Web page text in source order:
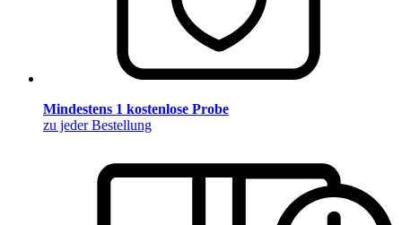
Mindestens 1 kostenlose Probe
zu jeder Bestellung